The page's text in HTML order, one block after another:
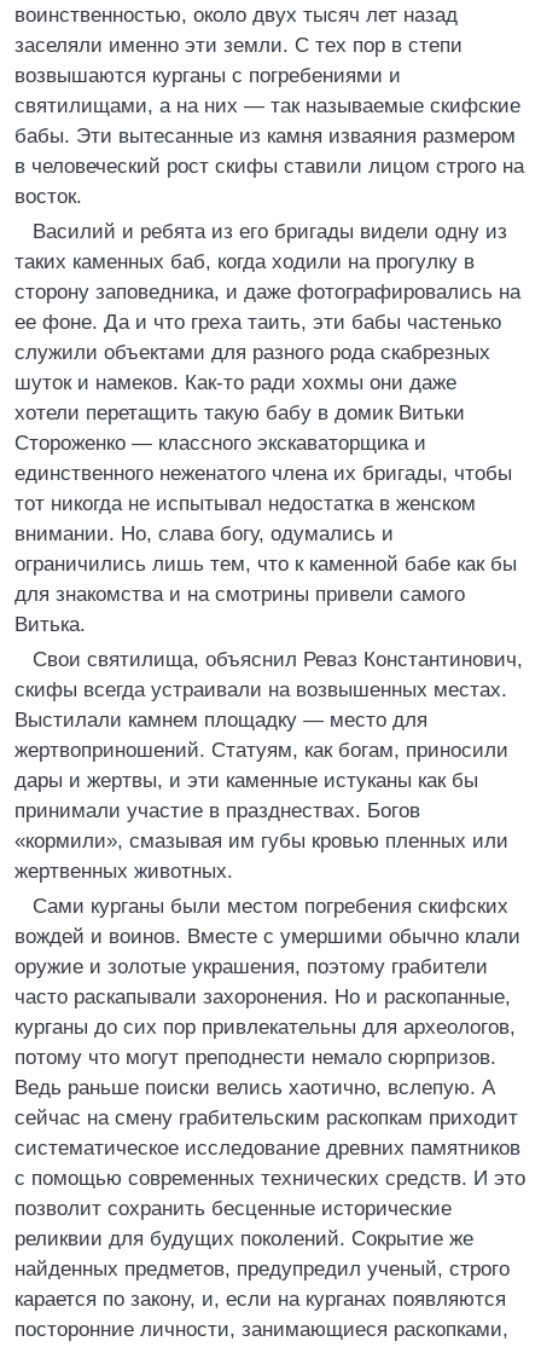
воинственностью, около двух тысяч лет назад
заселяли именно эти земли. С тех пор в степи
возвышаются курганы с погребениями и
святилищами, а на них — так называемые скифские
бабы. Эти вытесанные из камня изваяния размером
в человеческий рост скифы ставили лицом строго на
восток.
Василий и ребята из его бригады видели одну из
таких каменных баб, когда ходили на прогулку в
сторону заповедника, и даже фотографировались на
ее фоне. Да и что греха таить, эти бабы частенько
служили объектами для разного рода скабрезных
шуток и намеков. Как-то ради хохмы они даже
хотели перетащить такую бабу в домик Витьки
Стороженко — классного экскаваторщика и
единственного неженатого члена их бригады, чтобы
тот никогда не испытывал недостатка в женском
внимании. Но, слава богу, одумались и
ограничились лишь тем, что к каменной бабе как бы
для знакомства и на смотрины привели самого
Витька.
Свои святилища, объяснил Реваз Константинович,
скифы всегда устраивали на возвышенных местах.
Выстилали камнем площадку — место для
жертвоприношений. Статуям, как богам, приносили
дары и жертвы, и эти каменные истуканы как бы
принимали участие в празднествах. Богов
«кормили», смазывая им губы кровью пленных или
жертвенных животных.
Сами курганы были местом погребения скифских
вождей и воинов. Вместе с умершими обычно клали
оружие и золотые украшения, поэтому грабители
часто раскапывали захоронения. Но и раскопанные,
курганы до сих пор привлекательны для археологов,
потому что могут преподнести немало сюрпризов.
Ведь раньше поиски велись хаотично, вслепую. А
сейчас на смену грабительским раскопкам приходит
систематическое исследование древних памятников
с помощью современных технических средств. И это
позволит сохранить бесценные исторические
реликвии для будущих поколений. Сокрытие же
найденных предметов, предупредил ученый, строго
карается по закону, и, если на курганах появляются
посторонние личности, занимающиеся раскопками,